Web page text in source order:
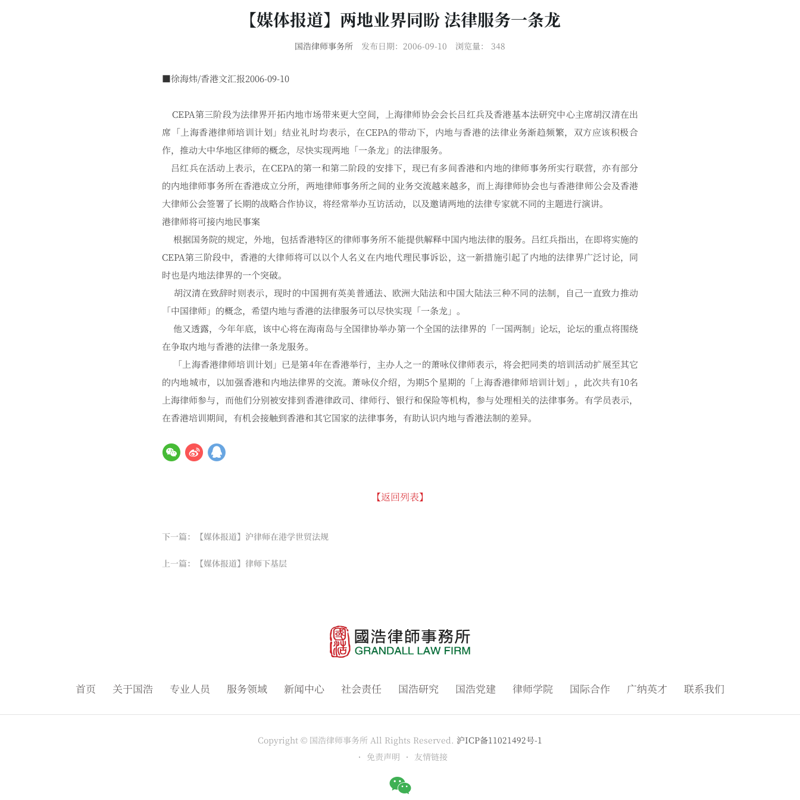
【媒体报道】两地业界同盼 法律服务一条龙
国浩律师事务所 发布日期：2006-09-10 浏览量： 348
■徐海炜/香港文汇报2006-09-10
CEPA第三阶段为法律界开拓内地市场带来更大空间，上海律师协会会长吕红兵及香港基本法研究中心主席胡汉清在出
席「上海香港律师培训计划」结业礼时均表示，在CEPA的带动下，内地与香港的法律业务渐趋频繁，双方应该积极合
作，推动大中华地区律师的概念，尽快实现两地「一条龙」的法律服务。
吕红兵在活动上表示，在CEPA的第一和第二阶段的安排下，现已有多间香港和内地的律师事务所实行联营，亦有部分
的内地律师事务所在香港成立分所，两地律师事务所之间的业务交流越来越多，而上海律师协会也与香港律师公会及香港
大律师公会签署了长期的战略合作协议，将经常举办互访活动，以及邀请两地的法律专家就不同的主题进行演讲。
港律师将可接内地民事案
根据国务院的规定，外地，包括香港特区的律师事务所不能提供解释中国内地法律的服务。吕红兵指出，在即将实施的
CEPA第三阶段中，香港的大律师将可以以个人名义在内地代理民事诉讼，这一新措施引起了内地的法律界广泛讨论，同
时也是内地法律界的一个突破。
胡汉清在致辞时则表示，现时的中国拥有英美普通法、欧洲大陆法和中国大陆法三种不同的法制，自己一直致力推动
「中国律师」的概念，希望内地与香港的法律服务可以尽快实现「一条龙」。
他又透露，今年年底，该中心将在海南岛与全国律协举办第一个全国的法律界的「一国两制」论坛，论坛的重点将围绕
在争取内地与香港的法律一条龙服务。
「上海香港律师培训计划」已是第4年在香港举行，主办人之一的萧咏仪律师表示，将会把同类的培训活动扩展至其它
的内地城市，以加强香港和内地法律界的交流。萧咏仪介绍，为期5个星期的「上海香港律师培训计划」，此次共有10名
上海律师参与，而他们分别被安排到香港律政司、律师行、银行和保险等机构，参与处理相关的法律事务。有学员表示，
在香港培训期间，有机会接触到香港和其它国家的法律事务，有助认识内地与香港法制的差异。
【返回列表】
下一篇：【媒体报道】沪律师在港学世贸法规
上一篇：【媒体报道】律师下基层
首页 关于国浩 专业人员 服务领域 新闻中心 社会责任 国浩研究 国浩党建 律师学院 国际合作 广纳英才 联系我们
Copyright © 国浩律师事务所 All Rights Reserved. 沪ICP备11021492号-1
免责声明
友情链接